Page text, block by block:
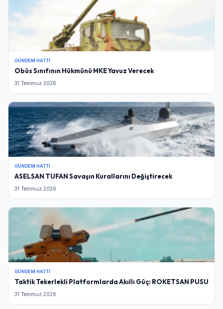
GÜNDEM HATTI
Obüs Sınıfının Hükmünü MKE Yavuz Verecek
31 Temmuz 2026
GÜNDEM HATTI
ASELSAN TUFAN Savaşın Kurallarını Değiştirecek
31 Temmuz 2026
GÜNDEM HATTI
Taktik Tekerlekli Platformlarda Akıllı Güç: ROKETSAN PUSU
31 Temmuz 2026